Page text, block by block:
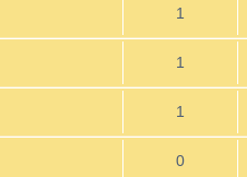
1
1
1
0